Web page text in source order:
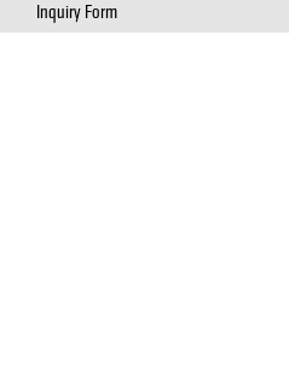
Inquiry Form